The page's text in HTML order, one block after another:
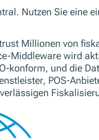
Nutzen Sie eine
Millionen von
Middleware wird
konform, und die
POS-